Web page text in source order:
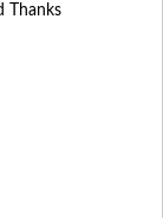
Thanks